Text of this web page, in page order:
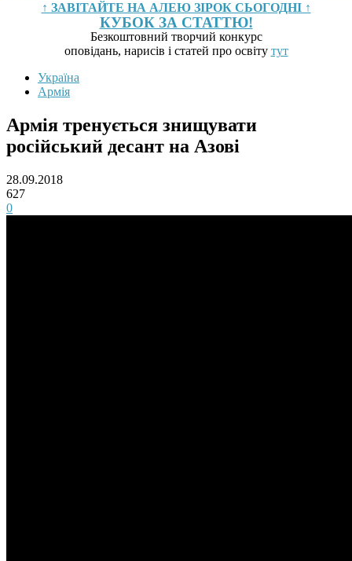
↑ ЗАВІТАЙТЕ НА АЛЕЮ ЗІРОК СЬОГОДНІ ↑
КУБОК ЗА СТАТТЮ!
Безкоштовний творчий конкурс
оповідань, нарисів і статей про освіту тут
Україна
Армія
Армія тренується знищувати
російський десант на Азові
28.09.2018
627
0